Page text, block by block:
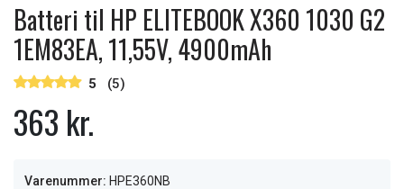
Batteri til HP ELITEBOOK X360 1030 G2
1EM83EA, 11,55V, 4900mAh
5 (5)
363 kr.
Varenummer: HPE360NB